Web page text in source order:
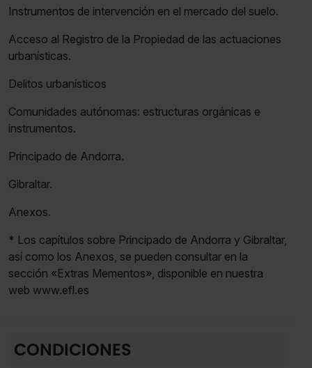
Instrumentos de intervención en el mercado del suelo.
Acceso al Registro de la Propiedad de las actuaciones
urbanísticas.
Delitos urbanísticos
Comunidades autónomas: estructuras orgánicas e
instrumentos.
Principado de Andorra.
Gibraltar.
Anexos.
* Los capítulos sobre Principado de Andorra y Gibraltar,
así como los Anexos, se pueden consultar en la
sección «Extras Mementos», disponible en nuestra
web www.efl.es
CONDICIONES